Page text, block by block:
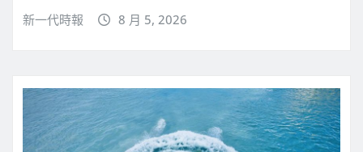
新一代時報 8 月 5, 2026